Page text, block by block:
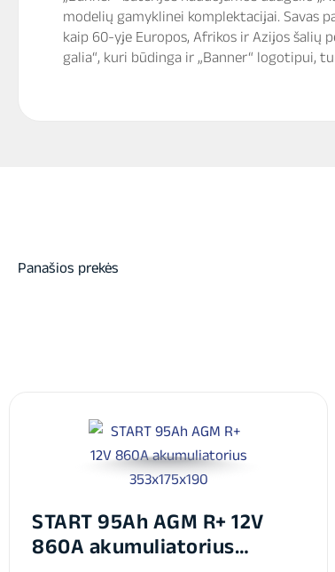
modelių gamyklinei komplektacijai. Savas
kaip 60-yje Europos, Afrikos ir Azijos
galia“, kuri būdinga ir „Banner“ logotipui,
Panašios prekės
START 95Ah AGM R+ 12V
860A akumuliatorius